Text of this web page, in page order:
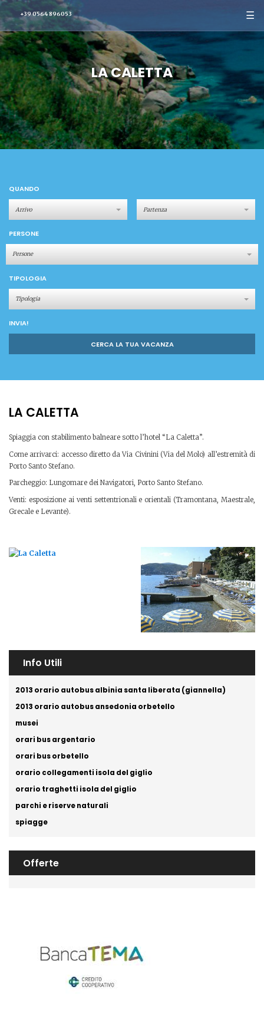
+39 0564 896053 ☰
LA CALETTA
QUANDO
PERSONE
Persone
TIPOLOGIA
Tipologia
INVIA!
CERCA LA TUA VACANZA
LA CALETTA
Spiaggia con stabilimento balneare sotto l’hotel “La Caletta”.
Come arrivarci: accesso diretto da Via Civinini (Via del Molo) all’estremità di
Porto Santo Stefano.
Parcheggio: Lungomare dei Navigatori, Porto Santo Stefano.
Venti: esposizione ai venti settentrionali e orientali (Tramontana, Maestrale,
Grecale e Levante).
Info Utili
2013 orario autobus albinia santa liberata (giannella)
2013 orario autobus ansedonia orbetello
musei
orari bus argentario
orari bus orbetello
orario collegamenti isola del giglio
orario traghetti isola del giglio
parchi e riserve naturali
spiagge
Offerte